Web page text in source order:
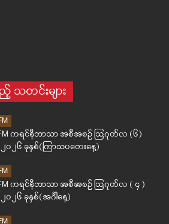
သတင်းများ
ကရင်နီဘာသာ အစီအစဉ် ဩဂုတ်လ (၆)
၀၂၆ ခုနှစ်(ကြာသပတေးနေ့)
ကရင်နီဘာသာ အစီအစဉ် ဩဂုတ်လ ( ၄ )
၀၂၆ ခုနှစ်(အင်္ဂါနေ့)